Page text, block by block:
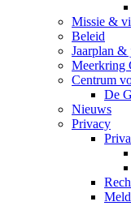
Missie &
Beleid
Jaarplan &
Meerkring
Centrum
De
Nieuws
Privacy